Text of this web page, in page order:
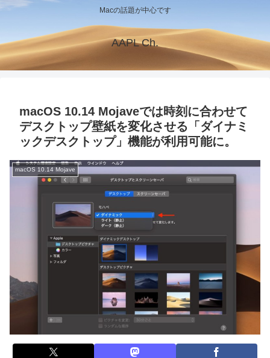
Macの話題が中心です
AAPL Ch.
macOS 10.14 Mojaveでは時刻に合わせて
デスクトップ壁紙を変化させる「ダイナミ
ックデスクトップ」機能が利用可能に。
macOS 10.14 Mojave